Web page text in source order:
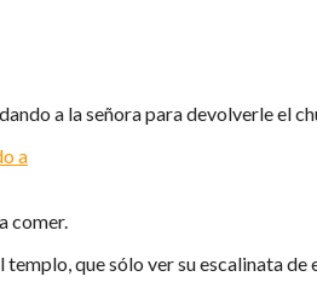
a la señora para devolverle el
comer.
que sólo ver su escalinata de